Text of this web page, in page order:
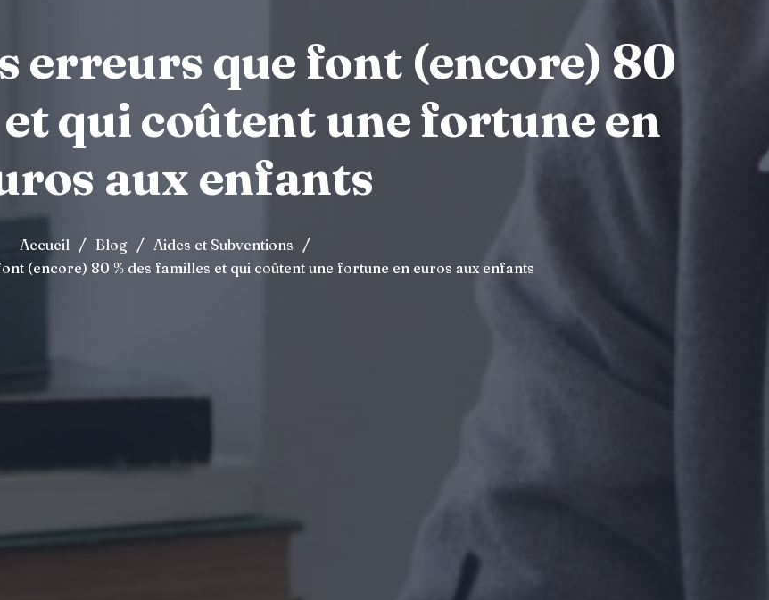
erreurs que font (encore) 80
qui coûtent une fortune en
aux enfants
Accueil / Blog / Aides et Subventions /
(encore) 80 % des familles et qui coûtent une fortune en euros aux enfants